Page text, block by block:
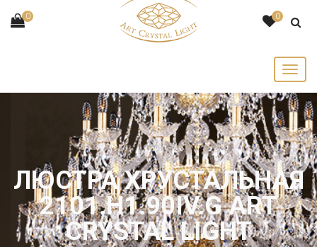
0 0
ЛЮСТРА ХРУСТАЛЬНАЯ
2101.H1.90IV.G ART
CRYSTAL LIGHT